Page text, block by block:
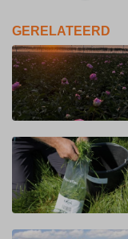
GERELATEERD